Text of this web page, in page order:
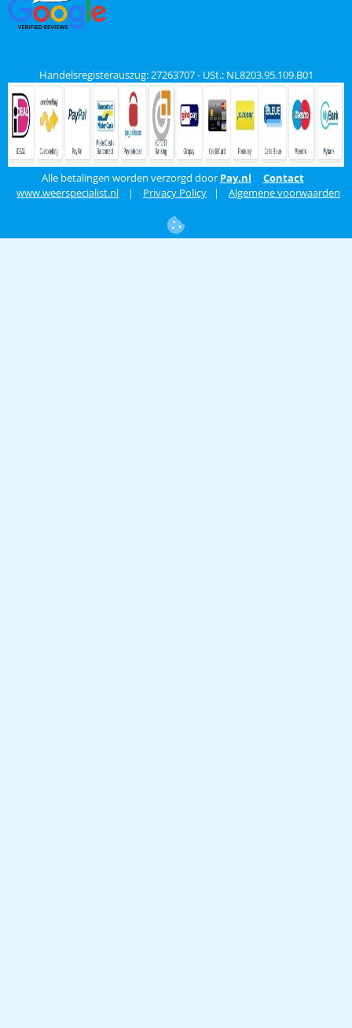
Handelsregisterauszug: 27263707 - USt.: NL8203.95.109.B01
Alle betalingen worden verzorgd door Pay.nl
Contact
www.weerspecialist.nl | Privacy Policy | Algemene voorwaarden